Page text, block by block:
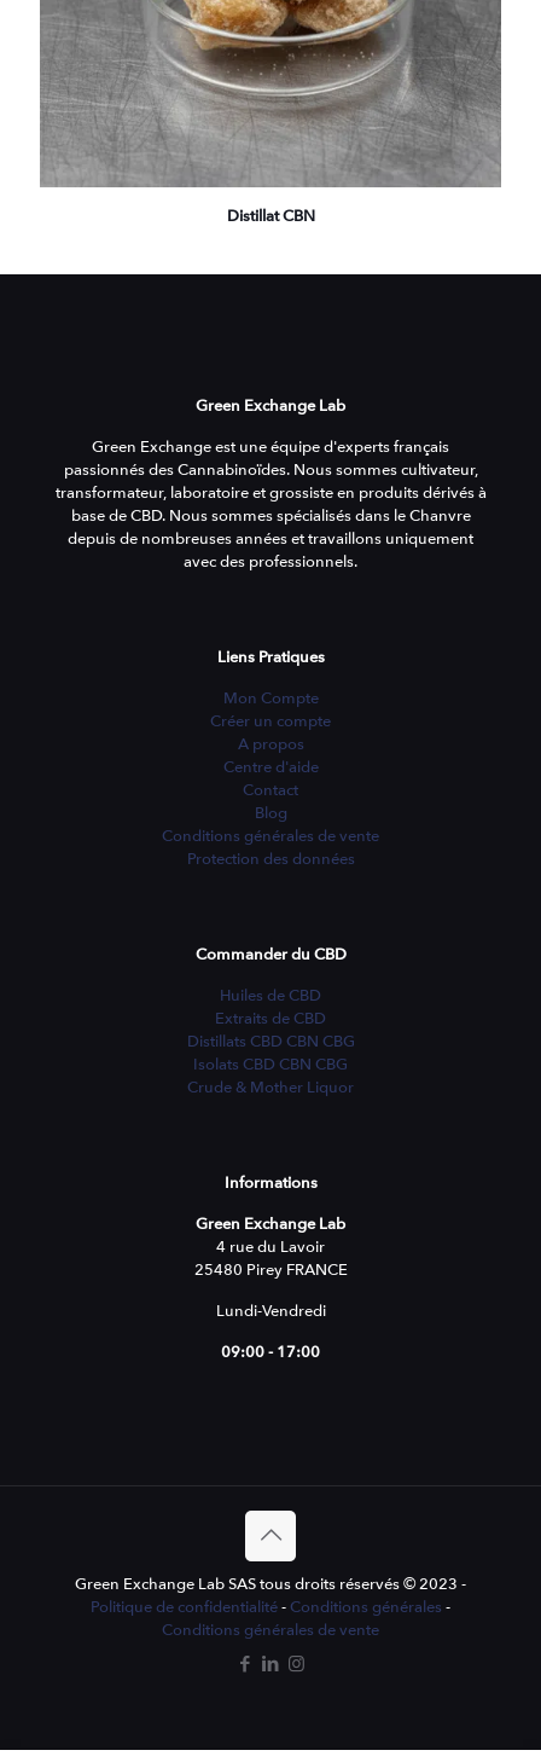
Distillat CBN
Green Exchange Lab
Green Exchange est une équipe d'experts français
passionnés des Cannabinoïdes. Nous sommes cultivateur,
transformateur, laboratoire et grossiste en produits dérivés à
base de CBD. Nous sommes spécialisés dans le Chanvre
depuis de nombreuses années et travaillons uniquement
avec des professionnels.
Liens Pratiques
Mon Compte
Créer un compte
A propos
Centre d'aide
Contact
Blog
Conditions générales de vente
Protection des données
Commander du CBD
Huiles de CBD
Extraits de CBD
Distillats CBD CBN CBG
Isolats CBD CBN CBG
Crude & Mother Liquor
Informations
Green Exchange Lab
4 rue du Lavoir
25480 Pirey FRANCE
Lundi-Vendredi
09:00 - 17:00
Green Exchange Lab SAS tous droits réservés © 2023 -
Politique de confidentialité-Conditions générales -
Conditions générales de vente